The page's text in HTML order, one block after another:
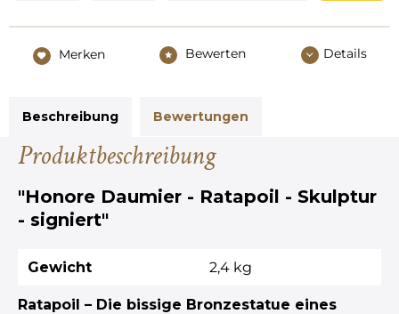
Merken Bewerten Details
Beschreibung Bewertungen
Produktbeschreibung
"Honore Daumier - Ratapoil - Skulptur
- signiert"
Gewicht 2,4 kg
Ratapoil – Die bissige Bronzestatue eines